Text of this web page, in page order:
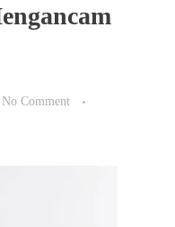
No Comment